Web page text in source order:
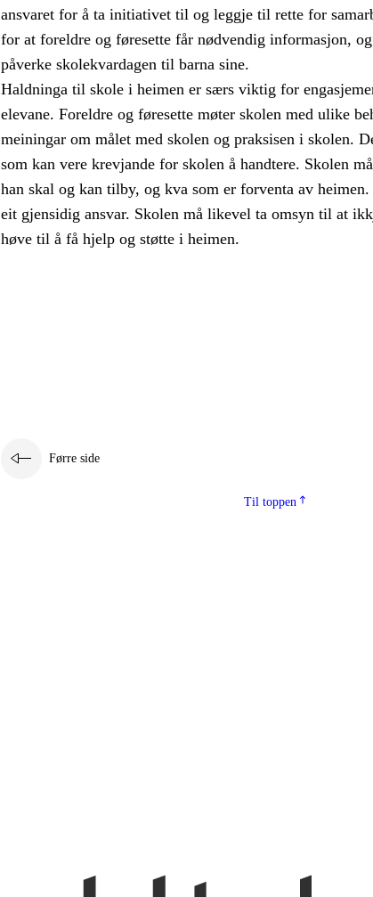
ansvaret for å ta initiativet til og leggje til rette for
for at foreldre og føresette får nødvendig informasjon,
påverke skolekvardagen til barna sine.
Haldninga til skole i heimen er særs viktig for
elevane. Foreldre og føresette møter skolen med ulike
meiningar om målet med skolen og praksisen i skolen.
som kan vere krevjande for skolen å handtere. Skolen
han skal og kan tilby, og kva som er forventa av
eit gjensidig ansvar. Skolen må likevel ta omsyn til at
høve til å få hjelp og støtte i heimen.
Førre side
Til toppen